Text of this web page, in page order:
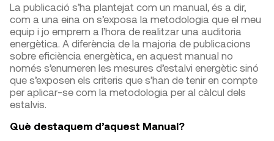
La publicació s’ha plantejat com un manual, és a dir,
com a una eina on s’exposa la metodologia que el meu
equip i jo emprem a l’hora de realitzar una auditoria
energètica. A diferència de la majoria de publicacions
sobre eficiència energètica, en aquest manual no
només s’enumeren les mesures d’estalvi energètic sinó
que s’exposen els criteris que s’han de tenir en compte
per aplicar-se com la metodologia per al càlcul dels
estalvis.
Què destaquem d’aquest Manual?